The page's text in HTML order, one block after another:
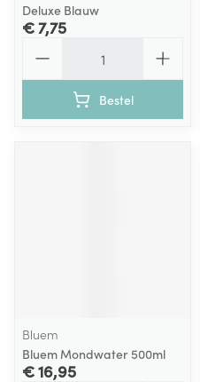
Deluxe Blauw
€ 7,75
Bestel
Bluem
Bluem Mondwater 500ml
€ 16,95